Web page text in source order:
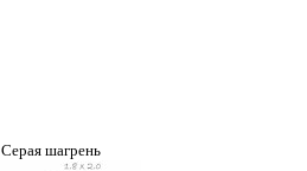
Серая шагрень